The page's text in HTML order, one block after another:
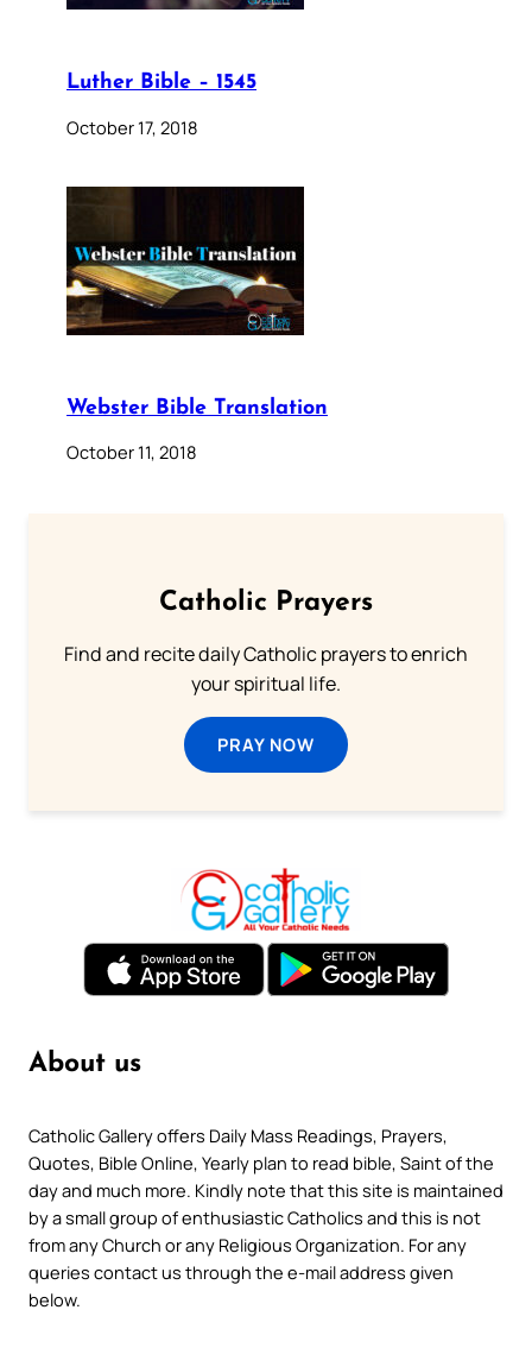
Luther Bible – 1545
October 17, 2018
Webster Bible Translation
October 11, 2018
Catholic Prayers
Find and recite daily Catholic prayers to enrich
your spiritual life.
PRAY NOW
About us
Catholic Gallery offers Daily Mass Readings, Prayers,
Quotes, Bible Online, Yearly plan to read bible, Saint of the
day and much more. Kindly note that this site is maintained
by a small group of enthusiastic Catholics and this is not
from any Church or any Religious Organization. For any
queries contact us through the e-mail address given
below.